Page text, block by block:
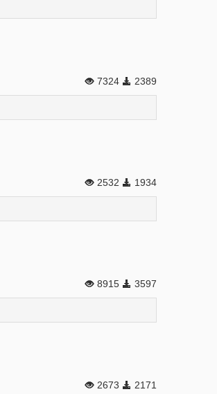
7324 2389
2532 1934
8915 3597
2673 2171